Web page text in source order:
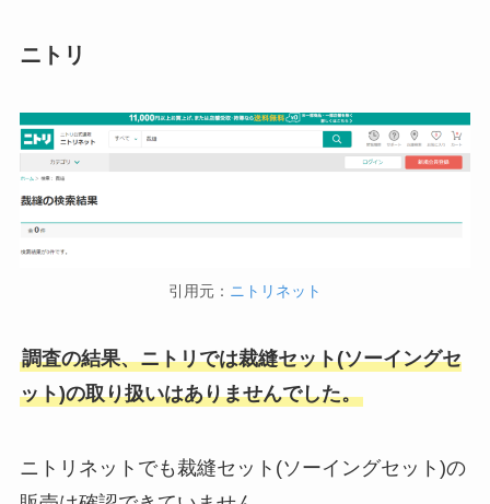
ニトリ
引用元： ニトリネット
調査の結果、ニトリでは裁縫セット(ソーイングセ
ット)の取り扱いはありませんでした。
ニトリネットでも裁縫セット(ソーイングセット)の